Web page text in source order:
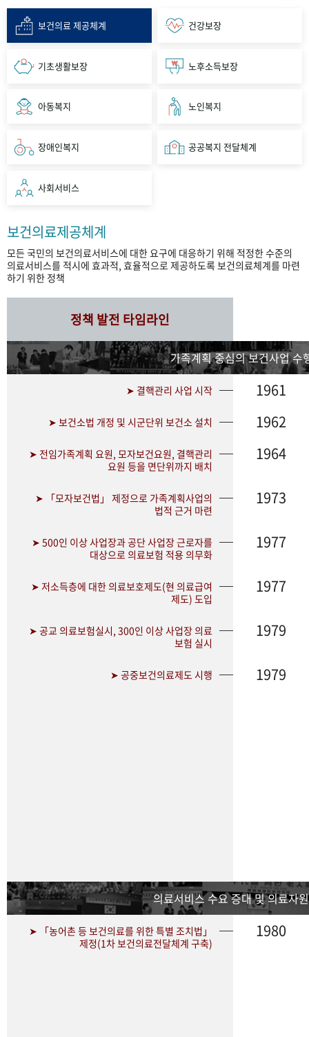
보건의료 제공체계 건강보장
기초생활보장 노후소득보장
아동복지 노인복지
장애인복지 공공복지 전달체계
사회서비스
보건의료제공체계
모든 국민의 보건의료서비스에 대한 요구에 대응하기 위해 적정한 수준의
의료서비스를 적시에 효과적, 효율적으로 제공하도록 보건의료체계를 마련
하기 위한 정책
정책 발전 타임라인
가족계획 중심의 보건사업 수
➤ 결핵관리 사업 시작 1961
➤ 보건소법 개정 및 시군단위 보건소 설치 1962
➤ 전임가족계획 요원, 모자보건요원, 결핵관리
요원 등을 면단위까지 배치
1964
➤ 「모자보건법」 제정으로 가족계획사업의
법적 근거 마련
1973
➤ 500인 이상 사업장과 공단 사업장 근로자를
대상으로 의료보험 적용 의무화
1977
➤ 저소득층에 대한 의료보호제도(현 의료급여
제도) 도입
1977
➤ 공교 의료보험실시, 300인 이상 사업장 의료
보험 실시
1979
➤ 공중보건의료제도 시행 1979
의료서비스 수요 증대 및 의료자
➤ 「농어촌 등 보건의료를 위한 특별 조치법」
제정(1차 보건의료전달체계 구축)
1980